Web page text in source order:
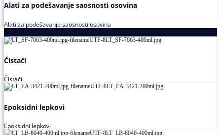
Alati za podešavanje saosnosti osovina
Alati za podešavanje saosnosti osovina
Čistači
Čistači
Epoksidni lepkovi
Epoksidni lepkovi